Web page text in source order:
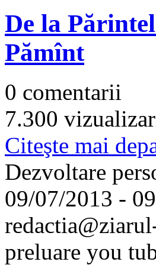
De la
Pămînt
0 comentarii
7.300
Citeşte mai
Dezvoltare
09/07/2013 -
preluare you